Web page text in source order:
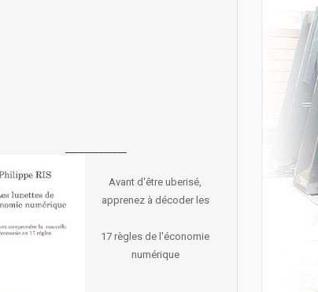
Avant d'être uberisé,
apprenez à décoder les
17 règles de l'économie
numérique